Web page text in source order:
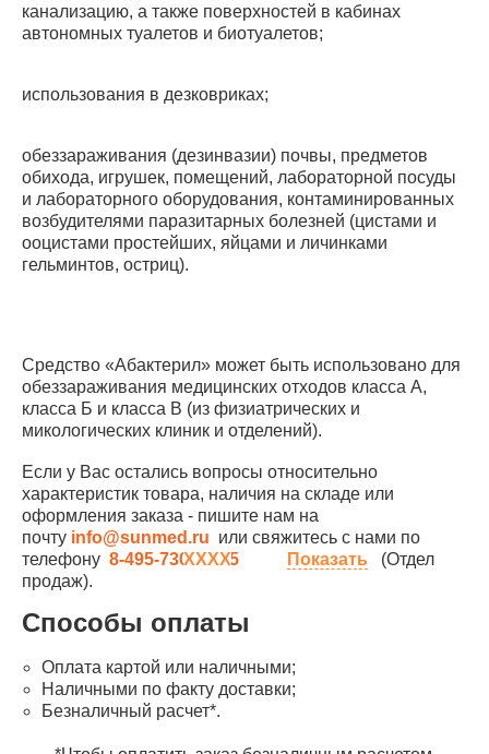
канализацию, а также поверхностей в кабинах
автономных туалетов и биотуалетов;
использования в дезковриках;
обеззараживания (дезинвазии) почвы, предметов
обихода, игрушек, помещений, лабораторной посуды
и лабораторного оборудования, контаминированных
возбудителями паразитарных болезней (цистами и
ооцистами простейших, яйцами и личинками
гельминтов, остриц).
Средство «Абактерил» может быть использовано для
обеззараживания медицинских отходов класса А,
класса Б и класса В (из физиатрических и
микологических клиник и отделений).
Если у Вас остались вопросы относительно
характеристик товара, наличия на складе или
оформления заказа - пишите нам на
почту info@sunmed.ru или свяжитесь с нами по
телефону 8-495-730-90-25 Показать (Отдел
продаж).
Способы оплаты
Оплата картой или наличными;
Наличными по факту доставки;
Безналичный расчет*.